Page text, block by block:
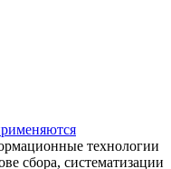
технологии
сбора, систематизации